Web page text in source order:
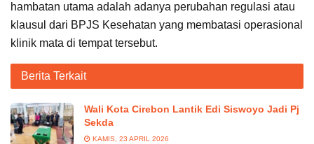
hambatan utama adalah adanya perubahan regulasi atau
klausul dari BPJS Kesehatan yang membatasi operasional
klinik mata di tempat tersebut.
Berita Terkait
Wali Kota Cirebon Lantik Edi Siswoyo Jadi Pj
Sekda
KAMIS, 23 APRIL 2026